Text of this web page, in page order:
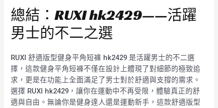
總結：RUXI hk2429——活躍
男士的不二之選
RUXI 舒適版型健身平角短褲 hk2429 是活躍男士的不二選
擇，這款健身平角短褲不僅在設計上體現了對細節的極致追
求，更是在功能上全面滿足了男士對於舒適與支撐的需求。
選擇 RUXI hk2429，讓你在運動中不再受限，體驗真正的舒
適與自由。無論你是健身達人還是運動新手，這款舒適版型